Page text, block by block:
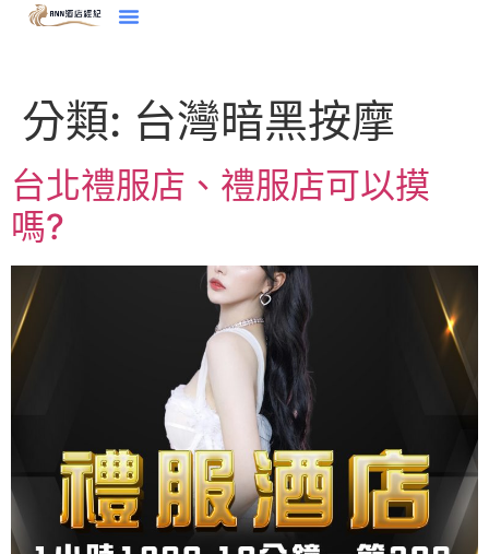
分類: 台灣暗黑按摩
台北禮服店、禮服店可以摸
嗎?